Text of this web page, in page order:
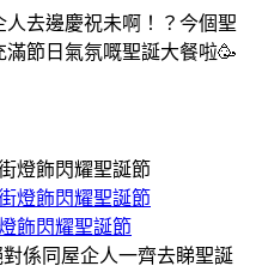
去邊慶祝未啊！？今個聖
節日氣氛嘅聖誕大餐啦🥳
飾閃耀聖誕節
係同屋企人一齊去睇聖誕